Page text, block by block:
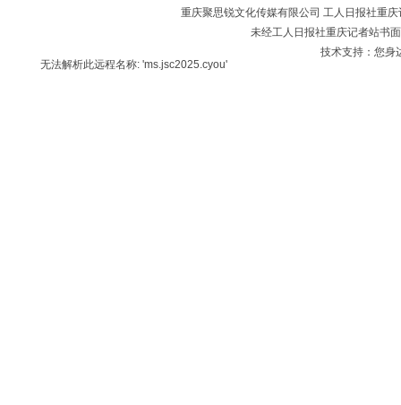
重庆聚思锐文化传媒有限公司 工人日报社重
未经工人日报社重庆记者站书
技术支持：您
无法解析此远程名称: 'ms.jsc2025.cyou'